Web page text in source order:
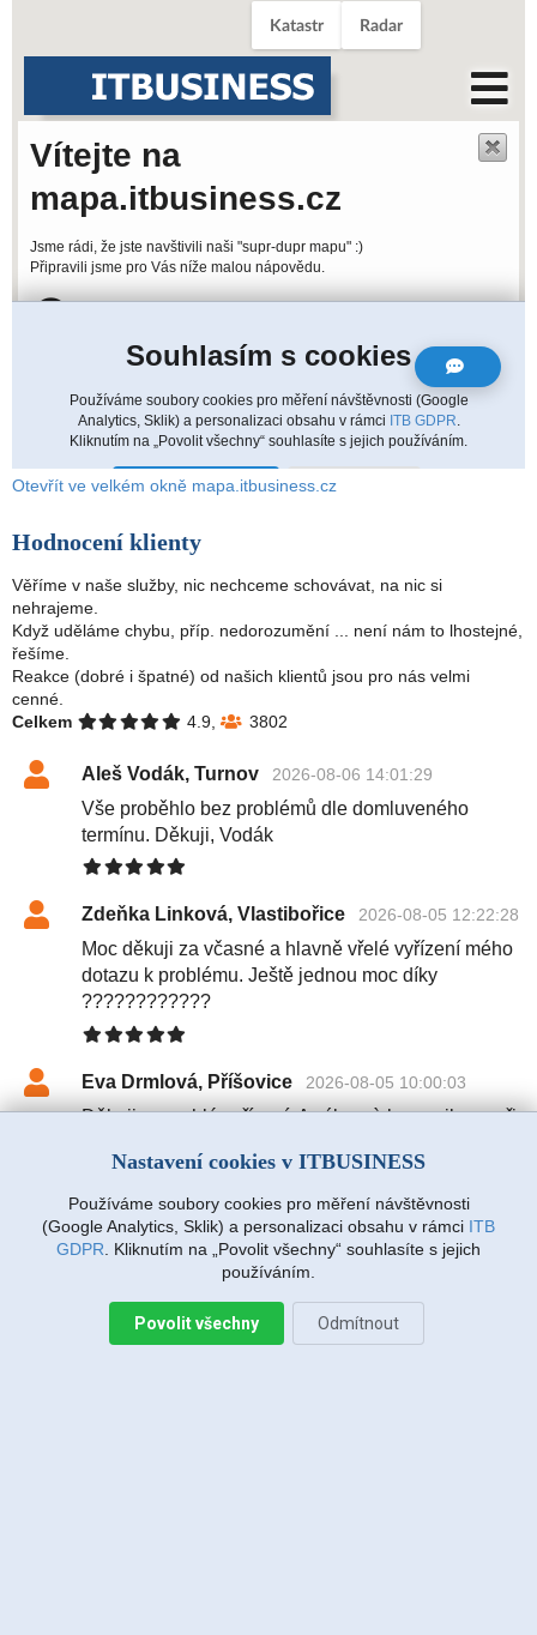
Otevřít ve velkém okně mapa.itbusiness.cz
Hodnocení klienty
Věříme v naše služby, nic nechceme schovávat, na nic si
nehrajeme.
Když uděláme chybu, příp. nedorozumění ... není nám to lhostejné,
řešíme.
Reakce (dobré i špatné) od našich klientů jsou pro nás velmi
cenné.
Celkem
4.9, 3802
Aleš Vodák, Turnov 2026-08-06 14:01:29
Vše proběhlo bez problémů dle domluveného
termínu. Děkuji, Vodák
Zdeňka Linková, Vlastibořice 2026-08-05 12:22:28
Moc děkuji za včasné a hlavně vřelé vyřízení mého
dotazu k problému. Ještě jednou moc díky
????????????
Eva Drmlová, Příšovice 2026-08-05 10:00:03
Děkuji za rychlé vyřízení. A výbornà komunikace při
Martin Vanda, Bakov nad Jizerou
2026-08-04 20:33:07
Jiří Sadílek, Liberec 2026-08-03 20:08:43
Nastavení cookies v ITBUSINESS
Používáme soubory cookies pro měření návštěvnosti
(Google Analytics, Sklik) a personalizaci obsahu v rámci ITB
GDPR . Kliknutím na „Povolit všechny“ souhlasíte s jejich
používáním.
Povolit všechny Odmítnout